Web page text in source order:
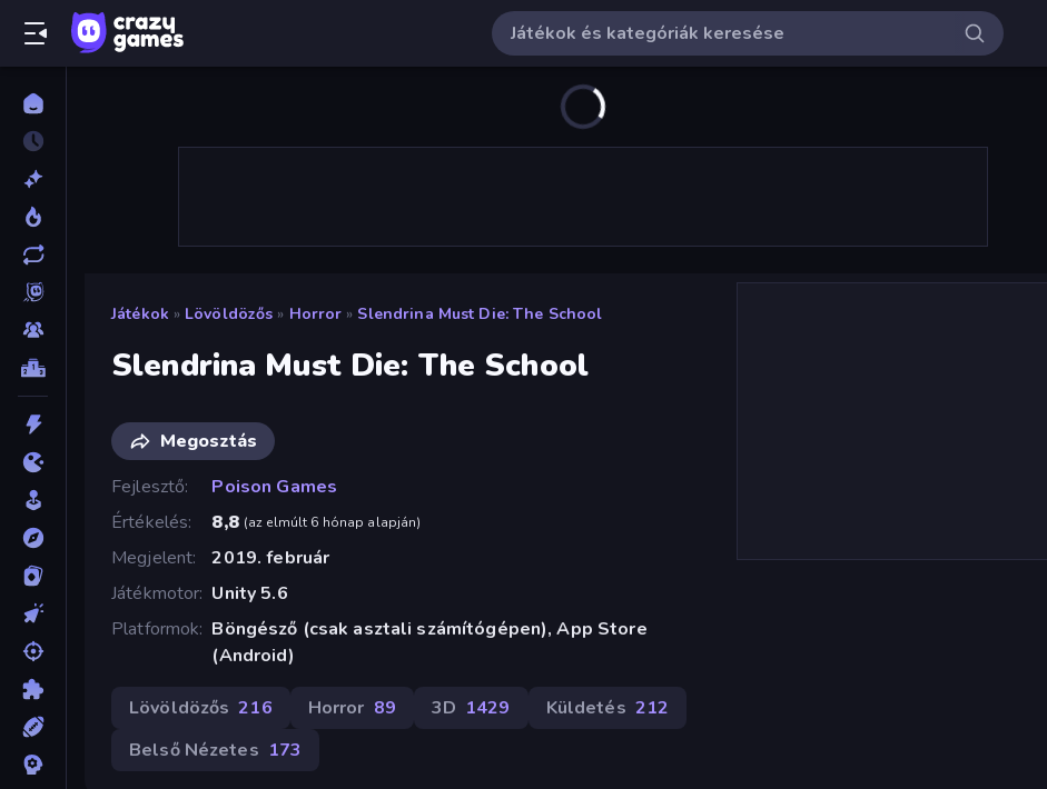
Játékok » Lövöldözős » Horror » Slendrina Must Die: The School
Slendrina Must Die: The School
Megosztás
Fejlesztő
Poison Games
Értékelés
8,8 (az elmúlt 6 hónap alapján)
Megjelent
2019. február
Játékmotor Unity 5.6
Platformok Böngésző (csak asztali számítógépen), App Store
(Android)
Lövöldözős 216 Horror 89 3D 1429 Küldetés 212
Belső Nézetes 173